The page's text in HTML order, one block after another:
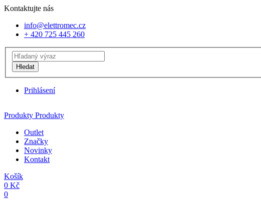
Kontaktujte nás
info@elettromec.cz
+ 420 725 445 260
Hledat
Prihlásení
Produkty Produkty
Outlet
Značky
Novinky
Kontakt
Košík
0 Kč
0